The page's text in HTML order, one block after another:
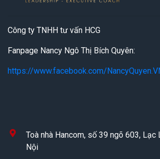
Công ty TNHH tư vấn HCG
Fanpage Nancy Ngô Thị Bích Quyên:
https://www.facebook.com/
Toà nhà Hancom, số 39 ngõ 603, Lạc
Nội